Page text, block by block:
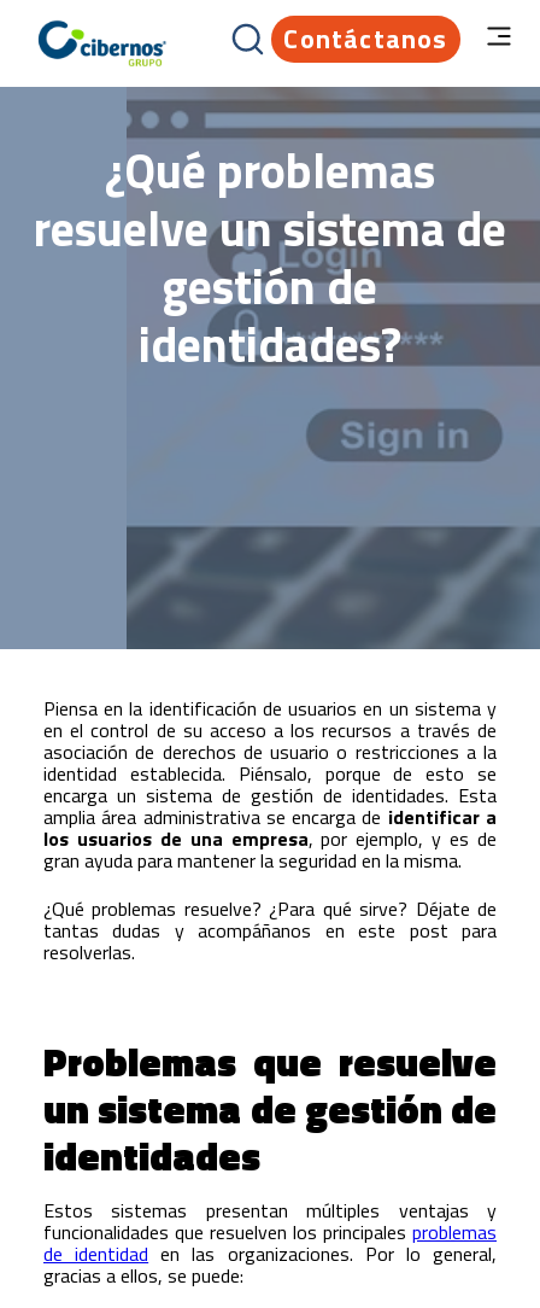
Contáctanos
¿Qué problemas
resuelve un sistema de
gestión de
identidades?
Piensa en la identificación de usuarios en un sistema y
en el control de su acceso a los recursos a través de
asociación de derechos de usuario o restricciones a la
identidad establecida. Piénsalo, porque de esto se
encarga un sistema de gestión de identidades. Esta
amplia área administrativa se encarga de identificar a
los usuarios de una empresa, por ejemplo, y es de
gran ayuda para mantener la seguridad en la misma.
¿Qué problemas resuelve? ¿Para qué sirve? Déjate de
tantas dudas y acompáñanos en este post para
resolverlas.
Problemas que resuelve
un sistema de gestión de
identidades
Estos sistemas presentan múltiples ventajas y
funcionalidades que resuelven los principales problemas
de identidad en las organizaciones. Por lo general,
gracias a ellos, se puede: